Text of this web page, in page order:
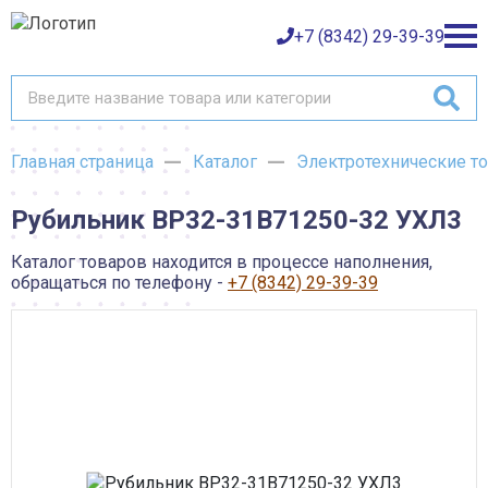
+7 (8342) 29-39-39
Каталог товаров
Баки и емкости АНИОН
Детали трубопроводов и уплотнения
Запорная и регулирующая арматура
Инструмент
О компании
Оплата
Главная страница Каталог Электротехнические
Рубильник ВР32-31В71250-32 УХЛ3
Каталог товаров находится в процессе наполнения,
обращаться по телефону - +7 (8342) 29-39-39